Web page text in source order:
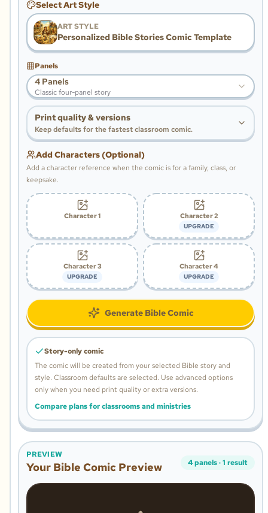
Select Art Style
ART STYLE
Personalized Bible Stories Comic Template
Panels
4 Panels
Classic four-panel story
Print quality & versions
Keep defaults for the fastest classroom comic.
Add Characters (Optional)
Add a character reference when the comic is for a family, class, or
keepsake.
Character 1 Character 2
UPGRADE
Character 3
UPGRADE
Character 4
UPGRADE
Generate Bible Comic
Story-only comic
The comic will be created from your selected Bible story and
style. Classroom defaults are selected. Use advanced options
only when you need print quality or extra versions.
Compare plans for classrooms and ministries
PREVIEW
Your Bible Comic Preview 4panels·1 result